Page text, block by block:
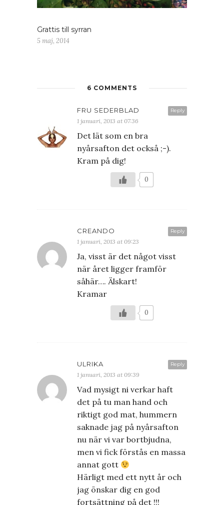
Grattis till syrran
5 maj, 2014
6 COMMENTS
Reply
FRU SEDERBLAD
1 januari, 2013 at 07:36
Det lät som en bra
nyårsafton det också ;-).
Kram på dig!
0
Reply
CREANDO
1 januari, 2013 at 09:23
Ja, visst är det något visst
när året ligger framför
såhär…. Älskart!
Kramar
0
Reply
ULRIKA
1 januari, 2013 at 09:39
Vad mysigt ni verkar haft
det på tu man hand och
riktigt god mat, hummern
saknade jag på nyårsafton
nu när vi var bortbjudna,
men vi fick förstås en massa
annat gott
Härligt med ett nytt år och
jag önskar dig en god
fortsättning på det !!!